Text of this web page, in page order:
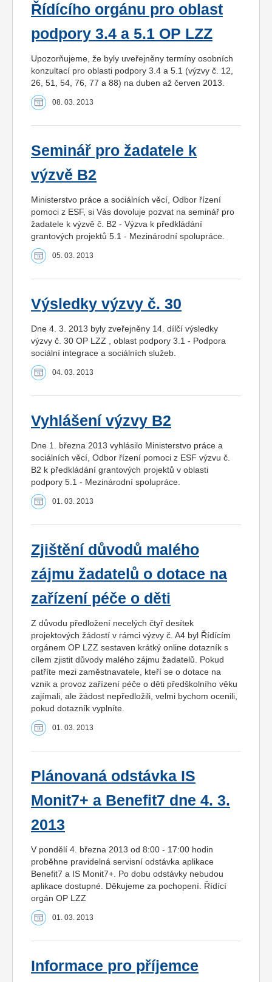
Řídícího orgánu pro oblast
podpory 3.4 a 5.1 OP LZZ
Upozorňujeme, že byly uveřejněny termíny osobních
konzultací pro oblasti podpory 3.4 a 5.1 (výzvy č. 12,
26, 51, 54, 76, 77 a 88) na duben až červen 2013.
08. 03. 2013
Seminář pro žadatele k
výzvě B2
Ministerstvo práce a sociálních věcí, Odbor řízení
pomoci z ESF, si Vás dovoluje pozvat na seminář pro
žadatele k výzvě č. B2 - Výzva k předkládání
grantových projektů 5.1 - Mezinárodní spolupráce.
05. 03. 2013
Výsledky výzvy č. 30
Dne 4. 3. 2013 byly zveřejněny 14. dílčí výsledky
výzvy č. 30 OP LZZ , oblast podpory 3.1 - Podpora
sociální integrace a sociálních služeb.
04. 03. 2013
Vyhlášení výzvy B2
Dne 1. března 2013 vyhlásilo Ministerstvo práce a
sociálních věcí, Odbor řízení pomoci z ESF výzvu č.
B2 k předkládání grantových projektů v oblasti
podpory 5.1 - Mezinárodní spolupráce.
01. 03. 2013
Zjištění důvodů malého
zájmu žadatelů o dotace na
zařízení péče o děti
Z důvodu předložení necelých čtyř desítek
projektových žádostí v rámci výzvy č. A4 byl Řídícím
orgánem OP LZZ sestaven krátký online dotazník s
cílem zjistit důvody malého zájmu žadatelů. Pokud
patříte mezi zaměstnavatele, kteří se o dotace na
vznik a provoz zařízení péče o děti předškolního věku
zajímali, ale žádost nepředložili, velmi bychom ocenili,
pokud dotazník vyplníte.
01. 03. 2013
Plánovaná odstávka IS
Monit7+ a Benefit7 dne 4. 3.
2013
V pondělí 4. března 2013 od 8:00 - 17:00 hodin
proběhne pravidelná servisní odstávka aplikace
Benefit7 a IS Monit7+. Po dobu odstávky nebudou
aplikace dostupné. Děkujeme za pochopení. Řídící
orgán OP LZZ
01. 03. 2013
Informace pro příjemce